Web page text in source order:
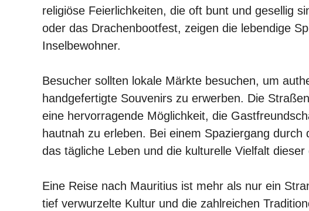
religiöse Feierlichkeiten, die oft bunt und gesellig
oder das Drachenbootfest, zeigen die lebendige
Inselbewohner.
Besucher sollten lokale Märkte besuchen, um
handgefertigte Souvenirs zu erwerben. Die
eine hervorragende Möglichkeit, die
hautnah zu erleben. Bei einem Spaziergang
das tägliche Leben und die kulturelle Vielfalt
Eine Reise nach Mauritius ist mehr als nur ein
tief verwurzelte Kultur und die zahlreichen